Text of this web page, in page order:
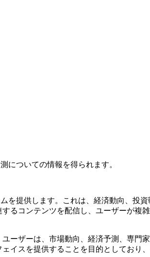
についての情報を得られます。
を提供します。これは、経済動向、投
るコンテンツを配信し、ユーザーが複
ーザーは、市場動向、経済予測、専門
イスを提供することを目的としており